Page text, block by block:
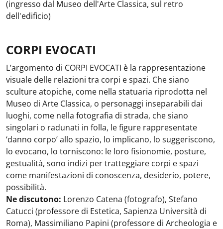
(ingresso dal Museo dell'Arte Classica, sul retro
dell'edificio)
CORPI EVOCATI
L’argomento di CORPI EVOCATI è la rappresentazione
visuale delle relazioni tra corpi e spazi. Che siano
sculture atopiche, come nella statuaria riprodotta nel
Museo di Arte Classica, o personaggi inseparabili dai
luoghi, come nella fotografia di strada, che siano
singolari o radunati in folla, le figure rappresentate
‘danno corpo’ allo spazio, lo implicano, lo suggeriscono,
lo evocano, lo torniscono: le loro fisionomie, posture,
gestualità, sono indizi per tratteggiare corpi e spazi
come manifestazioni di conoscenza, desiderio, potere,
possibilità.
Ne discutono: Lorenzo Catena (fotografo), Stefano
Catucci (professore di Estetica, Sapienza Università di
Roma), Massimiliano Papini (professore di Archeologia e